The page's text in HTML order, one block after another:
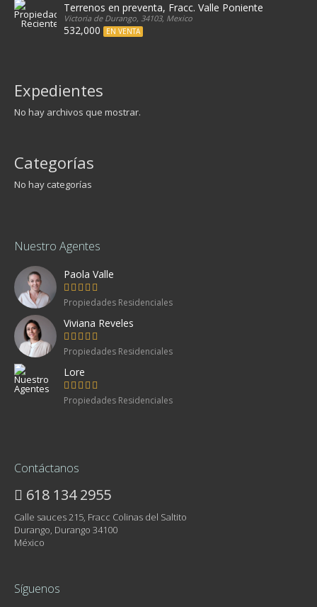
Terrenos en preventa, Fracc. Valle Poniente
Victoria de Durango, 34103, Mexico
532,000 EN VENTA
Expedientes
No hay archivos que mostrar.
Categorías
No hay categorías
Nuestro Agentes
Paola Valle
Propiedades Residenciales
Viviana Reveles
Propiedades Residenciales
Lore
Propiedades Residenciales
Contáctanos
618 134 2955
Calle sauces 215, Fracc Colinas del Saltito
Durango, Durango 34100
México
Síguenos